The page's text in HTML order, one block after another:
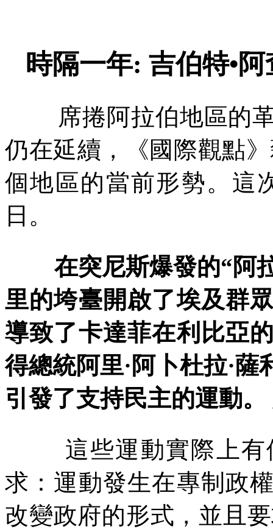
時隔一年: 吉伯特•
席捲阿拉伯地區的
仍在延續，《國際觀點
個地區的當前形勢。這
日。
在突尼斯爆發的“阿
里的垮臺開啟了埃及群
導致了卡達菲在利比亞
得總統阿里· 阿卜杜拉·薩
引發了支持民主的運動。
這些運動實際上
求：運動發生在專制政
改變政府的形式，並且